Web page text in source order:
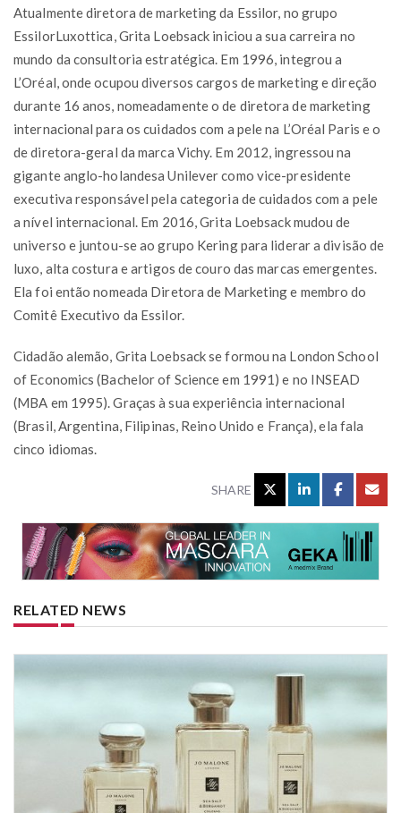
Atualmente diretora de marketing da Essilor, no grupo
EssilorLuxottica, Grita Loebsack iniciou a sua carreira no
mundo da consultoria estratégica. Em 1996, integrou a
L’Oréal, onde ocupou diversos cargos de marketing e direção
durante 16 anos, nomeadamente o de diretora de marketing
internacional para os cuidados com a pele na L’Oréal Paris e o
de diretora-geral da marca Vichy. Em 2012, ingressou na
gigante anglo-holandesa Unilever como vice-presidente
executiva responsável pela categoria de cuidados com a pele
a nível internacional. Em 2016, Grita Loebsack mudou de
universo e juntou-se ao grupo Kering para liderar a divisão de
luxo, alta costura e artigos de couro das marcas emergentes.
Ela foi então nomeada Diretora de Marketing e membro do
Comitê Executivo da Essilor.
Cidadão alemão, Grita Loebsack se formou na London School
of Economics (Bachelor of Science em 1991) e no INSEAD
(MBA em 1995). Graças à sua experiência internacional
(Brasil, Argentina, Filipinas, Reino Unido e França), ela fala
cinco idiomas.
SHARE
RELATED NEWS